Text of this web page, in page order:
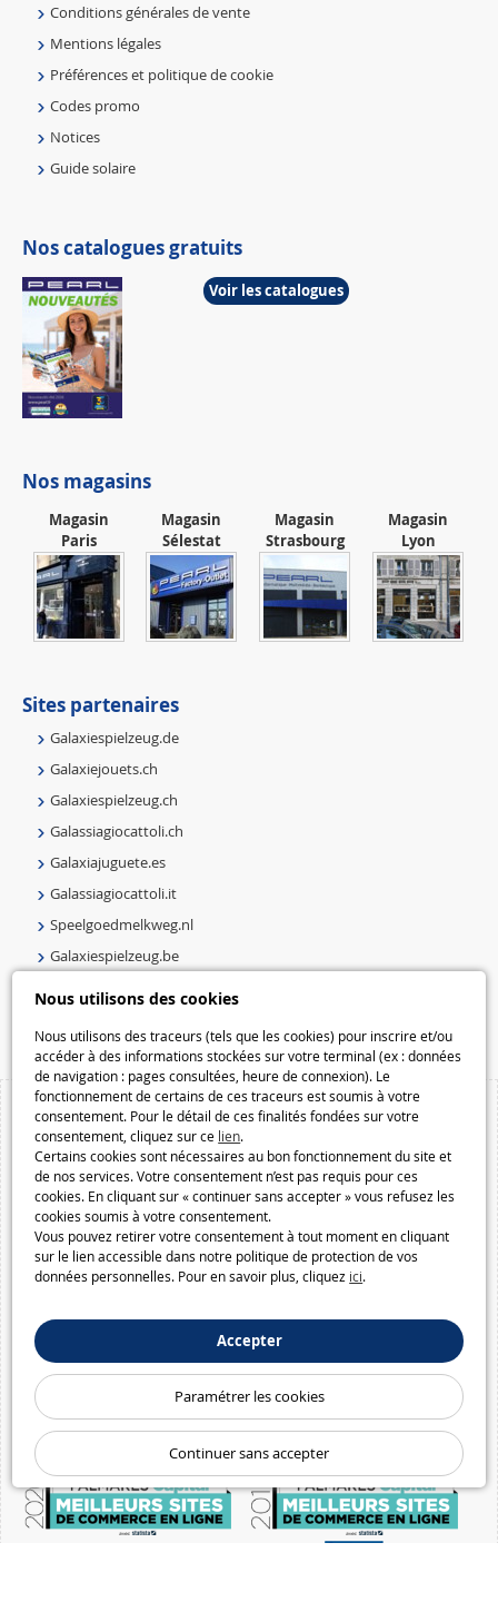
Nous utilisons des cookies
Nous utilisons des traceurs (tels que les cookies) pour inscrire et/ou
accéder à des informations stockées sur votre terminal (ex : données
de navigation : pages consultées, heure de connexion). Le
fonctionnement de certains de ces traceurs est soumis à votre
consentement. Pour le détail de ces finalités fondées sur votre
consentement, cliquez sur ce lien.
Certains cookies sont nécessaires au bon fonctionnement du site et
de nos services. Votre consentement n’est pas requis pour ces
cookies. En cliquant sur « continuer sans accepter » vous refusez les
cookies soumis à votre consentement.
Vous pouvez retirer votre consentement à tout moment en cliquant
sur le lien accessible dans notre politique de protection de vos
données personnelles. Pour en savoir plus, cliquez ici.
Accepter
Paramétrer les cookies
Continuer sans accepter
Conditions générales de vente
Mentions légales
Préférences et politique de cookie
Codes promo
Notices
Guide solaire
Nos catalogues gratuits
Voir les catalogues
Nos magasins
Magasin
Paris
Magasin
Sélestat
Magasin
Strasbourg
Magasin
Lyon
Sites partenaires
Galaxiespielzeug.de
Galaxiejouets.ch
Galaxiespielzeug.ch
Galassiagiocattoli.ch
Galaxiajuguete.es
Galassiagiocattoli.it
Speelgoedmelkweg.nl
Galaxiespielzeug.be